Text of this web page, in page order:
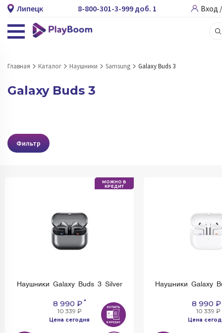
Липецк 8-800-301-3-999 доб. 1 Вход
Главная Каталог Наушники Samsung Galaxy Buds 3
Galaxy Buds 3
Фильтр
МОЖНО В
КРЕДИТ
Наушники Galaxy Buds 3 Silver
8 990 ₽*
10 339 ₽
Цена сегодня
Наушники Galaxy
8 990 ₽
10 339 ₽
Цена